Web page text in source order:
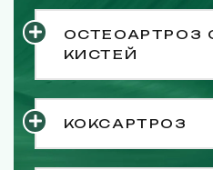
ОСТЕОАРТРОЗ
КИСТЕЙ
КОКСАРТРОЗ